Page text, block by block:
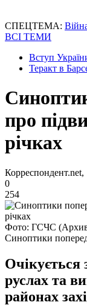
СПЕЦТЕМА:
ВСІ ТЕМИ
Вступ
Теракт в
про
річках
0
254
Фото: ГСЧС
Синоптики
Очікується
руслах та
районах